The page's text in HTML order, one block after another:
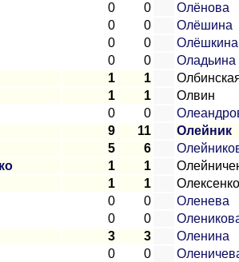
0 0
Олёнова
0 0
Олёшина
0 0
Олёшкина
0 0
Оладьина
1 1
1 1
Олвин
0 0
9 11
Олейник
5 6
1 1
1 1
Олексенко
0 0
Оленева
0 0
3 3
Оленина
0 0